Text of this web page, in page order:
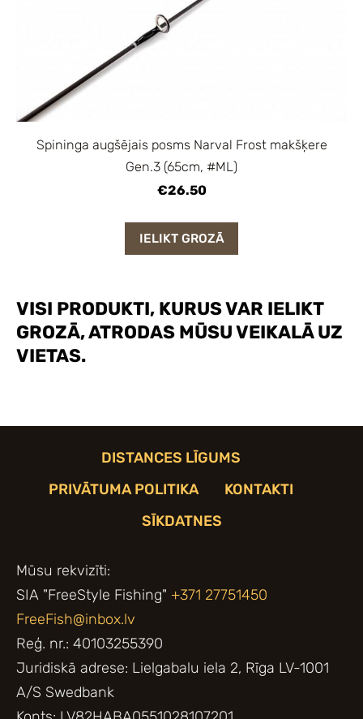
VISI PRODUKTI, KURUS VAR IELIKT
GROZĀ, ATRODAS MŪSU VEIKALĀ UZ
VIETAS.
Spininga augšējais posms Narval Frost makšķere
Gen.3 (65cm, #ML)
€26.50
IELIKT GROZĀ
DISTANCES LĪGUMS
PRIVĀTUMA POLITIKA
KONTAKTI
SĪKDATNES
Mūsu rekvizīti:
SIA "FreeStyle Fishing" +371 27751450
FreeFish@inbox.lv
Reģ. nr.: 40103255390
Juridiskā adrese: Lielgabalu iela 2, Rīga LV-1001
A/S Swedbank